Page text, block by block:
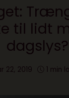
til lidt
dagslys?
22, 2019 1 min